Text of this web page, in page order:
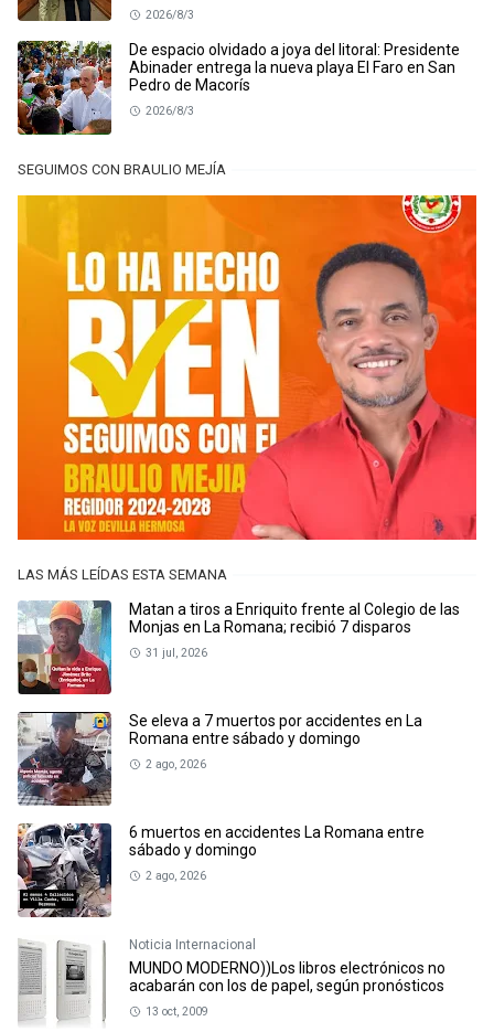
2026/8/3
De espacio olvidado a joya del litoral: Presidente
Abinader entrega la nueva playa El Faro en San
Pedro de Macorís
2026/8/3
SEGUIMOS CON BRAULIO MEJÍA
LAS MÁS LEÍDAS ESTA SEMANA
Matan a tiros a Enriquito frente al Colegio de las
Monjas en La Romana; recibió 7 disparos
31 jul, 2026
Se eleva a 7 muertos por accidentes en La
Romana entre sábado y domingo
2 ago, 2026
6 muertos en accidentes La Romana entre
sábado y domingo
2 ago, 2026
Noticia Internacional
MUNDO MODERNO))Los libros electrónicos no
acabarán con los de papel, según pronósticos
13 oct, 2009